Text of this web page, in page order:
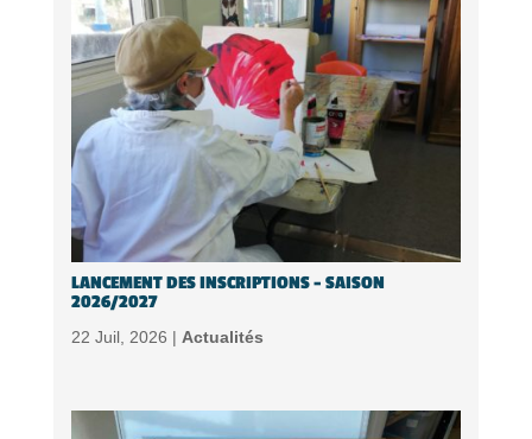
LANCEMENT DES INSCRIPTIONS – SAISON
2026/2027
22 Juil, 2026 | Actualités